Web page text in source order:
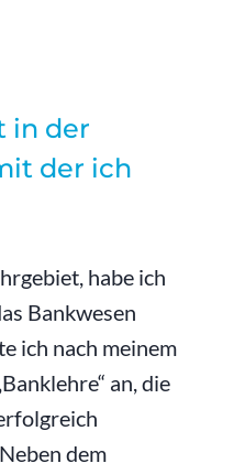
in der
der ich
habe ich
Bankwesen
ich nach meinem
an, die
dem